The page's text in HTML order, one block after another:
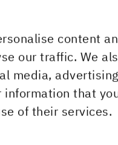
content
our traffic. We
media,
that
of their services.
återköpet är ett
av bolagets aktier
på eget kapital och